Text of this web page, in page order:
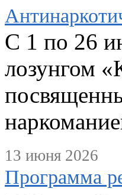
С 1 по 26
лозунгом
13 июня 2026
Программа